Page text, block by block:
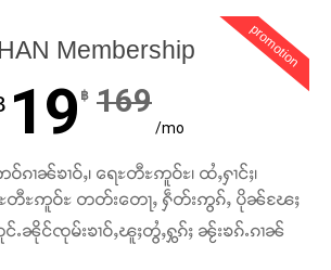
promotion
Membership
19 ฿ 169
/mo
ၵၢၼ်ၶၢဝ်ႇ၊ ရေႊတီႊဢူဝ်ႊ၊ ထႆႇႁၢင်ႈ၊
ဝီႊတီႊဢူဝ်ႊ တတ်းတေႃႇ ႁဵတ်းဢွၵ်ႇ ပိုၼ်ၽႄႈ
ႉၼိုင်ၸုမ်းၶၢဝ်ႇၽူႈတွႆႇႁွၵ်ႈ ၼႂ်းၶၵ်ႉၵၢၼ်